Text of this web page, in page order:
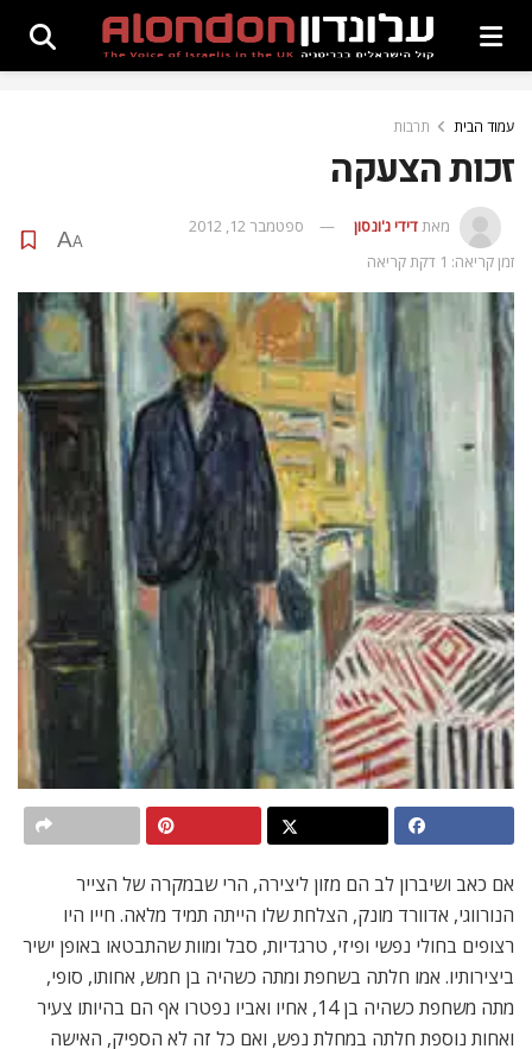
עמוד הבית תרבות
זכות הצעקה
מאתדידי ג'ונסון
ספטמבר 12, 2012
זמן קריאה: 1 דקת קריאה
A
A
אם כאב ושיברון לב הם מזון ליצירה, הרי שבמקרה של הצייר
הנורווגי, אדוורד מונק, הצלחת שלו הייתה תמיד מלאה. חייו היו
רצופים בחולי נפשי ופיזי, טרגדיות, סבל ומוות שהתבטאו באופן ישיר
ביצירותיו. אמו חלתה בשחפת ומתה כשהיה בן חמש, אחותו, סופי,
מתה משחפת כשהיה בן 14, אחיו ואביו נפטרו אף הם בהיותו צעיר
ואחות נוספת חלתה במחלת נפש, ואם כל זה לא הספיק, האישה